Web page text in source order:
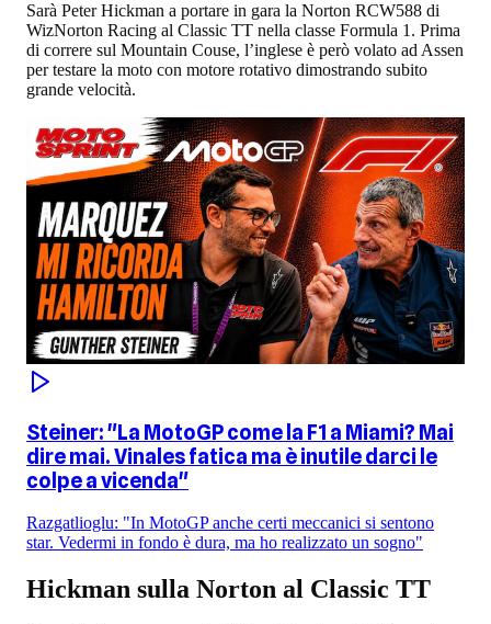
Sarà Peter Hickman a portare in gara la Norton RCW588 di
WizNorton Racing al Classic TT nella classe Formula 1. Prima
di correre sul Mountain Couse, l’inglese è però volato ad Assen
per testare la moto con motore rotativo dimostrando subito
grande velocità.
Steiner: "La MotoGP come la F1 a Miami? Mai
dire mai. Vinales fatica ma è inutile darci le
colpe a vicenda"
Razgatlioglu: "In MotoGP anche certi meccanici si sentono
star. Vedermi in fondo è dura, ma ho realizzato un sogno"
Hickman sulla Norton al Classic TT